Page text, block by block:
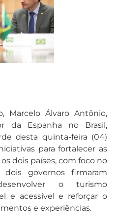
Marcelo Álvaro Antônio,
da Espanha no Brasil,
desta quinta-feira (04)
para fortalecer as
dois países, com foco no
governos firmaram
o turismo
e acessível e reforçar o
e experiências.